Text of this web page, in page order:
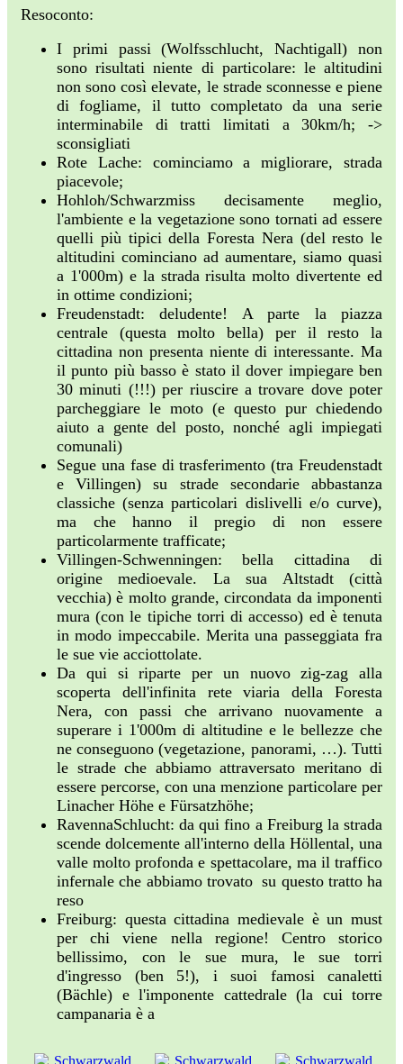
Resoconto:
I primi passi (Wolfsschlucht, Nachtigall) non
sono risultati niente di particolare: le altitudini
non sono così elevate, le strade sconnesse e piene
di fogliame, il tutto completato da una serie
interminabile di tratti limitati a 30km/h; ->
sconsigliati
Rote Lache: cominciamo a migliorare, strada
piacevole;
Hohloh/Schwarzmiss decisamente meglio,
l'ambiente e la vegetazione sono tornati ad essere
quelli più tipici della Foresta Nera (del resto le
altitudini cominciano ad aumentare, siamo quasi
a 1'000m) e la strada risulta molto divertente ed
in ottime condizioni;
Freudenstadt: deludente! A parte la piazza
centrale (questa molto bella) per il resto la
cittadina non presenta niente di interessante. Ma
il punto più basso è stato il dover impiegare ben
30 minuti (!!!) per riuscire a trovare dove poter
parcheggiare le moto (e questo pur chiedendo
aiuto a gente del posto, nonché agli impiegati
comunali)
Segue una fase di trasferimento (tra Freudenstadt
e Villingen) su strade secondarie abbastanza
classiche (senza particolari dislivelli e/o curve),
ma che hanno il pregio di non essere
particolarmente trafficate;
Villingen-Schwenningen: bella cittadina di
origine medioevale. La sua Altstadt (città
vecchia) è molto grande, circondata da imponenti
mura (con le tipiche torri di accesso) ed è tenuta
in modo impeccabile. Merita una passeggiata fra
le sue vie acciottolate.
Da qui si riparte per un nuovo zig-zag alla
scoperta dell'infinita rete viaria della Foresta
Nera, con passi che arrivano nuovamente a
superare i 1'000m di altitudine e le bellezze che
ne conseguono (vegetazione, panorami, …). Tutti
le strade che abbiamo attraversato meritano di
essere percorse, con una menzione particolare per
Linacher Höhe e Fürsatzhöhe;
RavennaSchlucht: da qui fino a Freiburg la strada
scende dolcemente all'interno della Höllental, una
valle molto profonda e spettacolare, ma il traffico
infernale che abbiamo trovato su questo tratto ha
reso
Freiburg: questa cittadina medievale è un must
per chi viene nella regione! Centro storico
bellissimo, con le sue mura, le sue torri
d'ingresso (ben 5!), i suoi famosi canaletti
(Bächle) e l'imponente cattedrale (la cui torre
campanaria è a